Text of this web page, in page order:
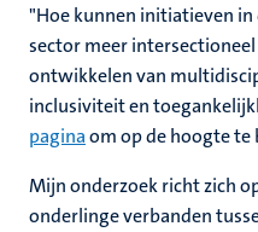
"Hoe kunnen initiatieven
sector meer
ontwikkelen van
inclusiviteit en
paginaom op de hoogte
Mijn onderzoek richt zich
onderlinge verbanden